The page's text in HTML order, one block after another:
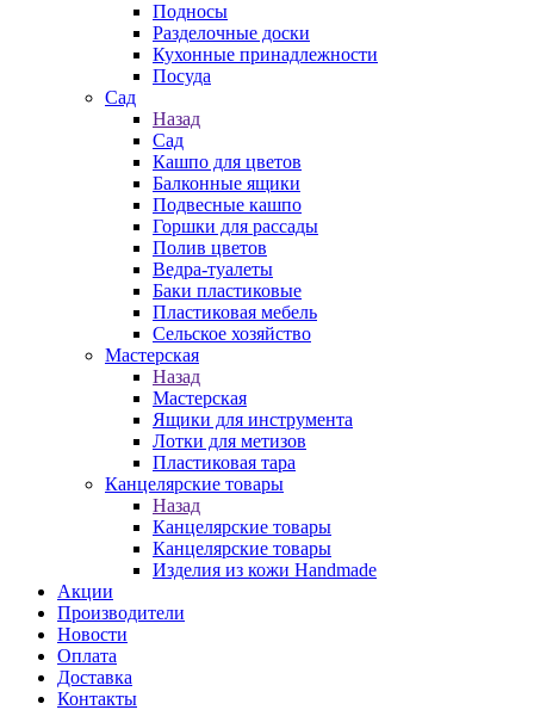
Подносы
Разделочные доски
Кухонные принадлежности
Посуда
Сад
Назад
Сад
Кашпо для цветов
Балконные ящики
Подвесные кашпо
Горшки для рассады
Полив цветов
Ведра-туалеты
Баки пластиковые
Пластиковая мебель
Сельское хозяйство
Мастерская
Назад
Мастерская
Ящики для инструмента
Лотки для метизов
Пластиковая тара
Канцелярские товары
Назад
Канцелярские товары
Канцелярские товары
Изделия из кожи Handmade
Акции
Производители
Новости
Оплата
Доставка
Контакты